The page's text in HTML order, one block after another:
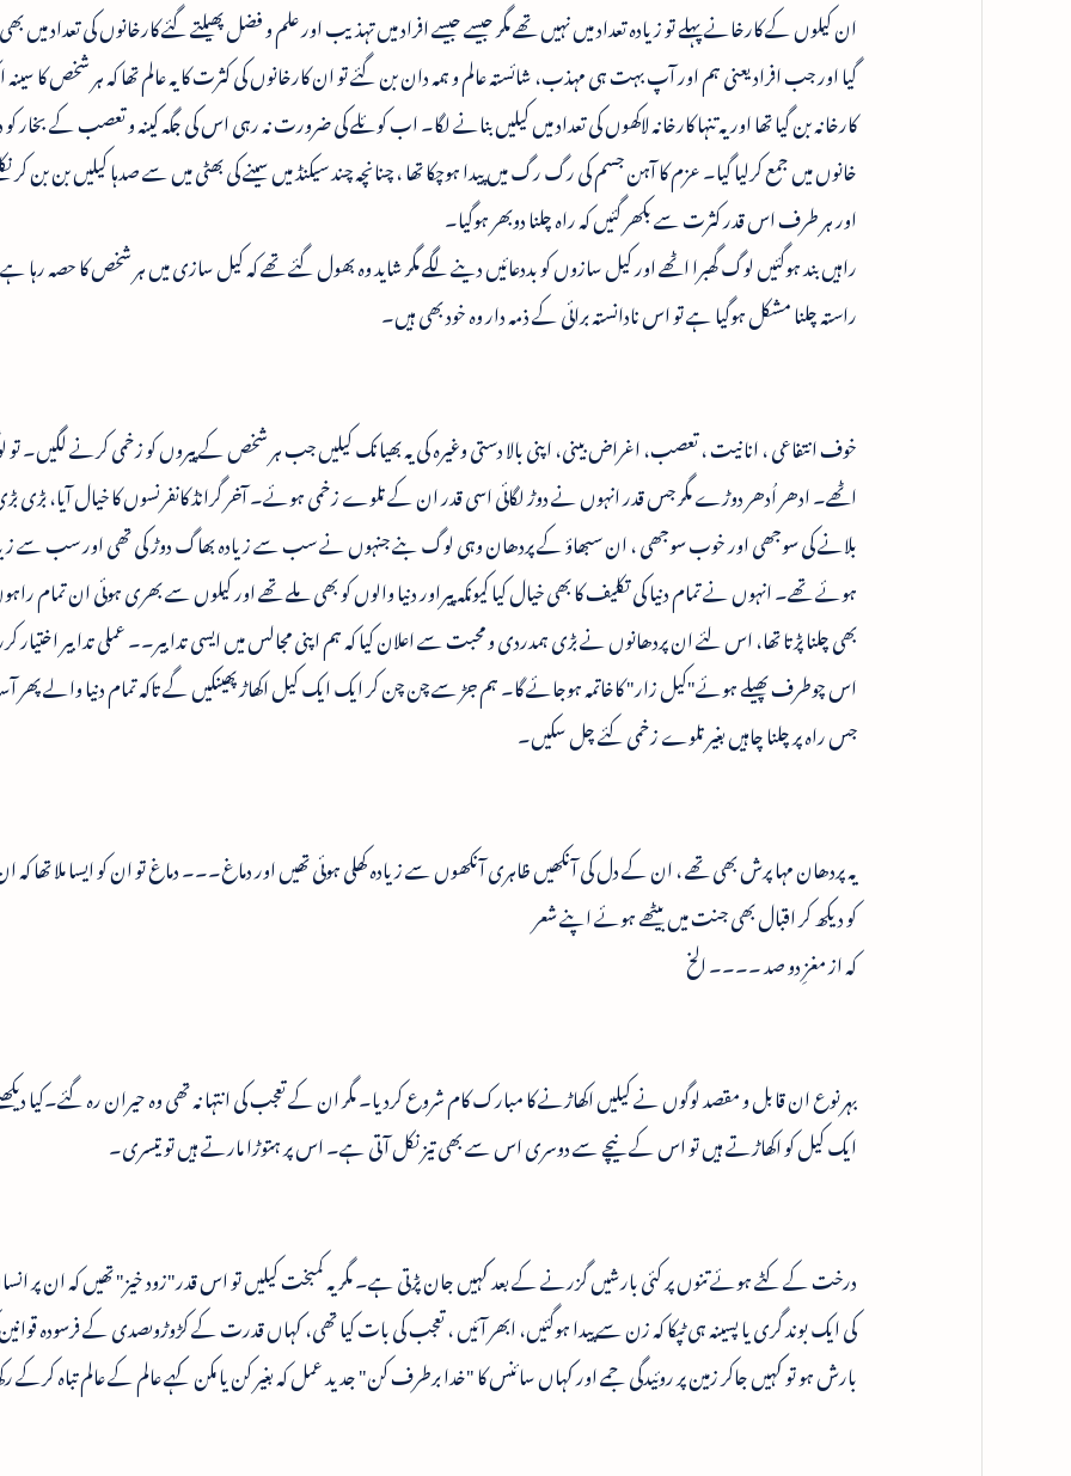
ان کیلوں کے کارخانے پہلے تو زیادہ تعداد میں نہیں تھے مگر جیسے جیسے افراد میں تہذیب اور علم و فضل پھیلتے گئے کارخانوں کی تعداد میں
گیا اور جب افراد یعنی ہم اور آپ بہت ہی مہذب، شائستہ عالم و ہمہ دان بن گئے تو ان کارخانوں کی کثرت کا یہ عالم تھا کہ ہر شخص کا
کارخانہ بن گیا تھا اور یہ تنہا کارخانہ لاکھوں کی تعداد میں کیلیں بنانے لگا۔ اب کوئلے کی ضرورت نہ رہی اس کی جگہ کینہ و تعصب کے بخار
خانوں میں جمع کرلیا گیا۔ عزم کا آہن جسم کی رگ رگ میں پیدا ہوچکا تھا ، چنانچہ چند سیکنڈ میں سینے کی بھٹی میں سے صدہا کیلیں بن بن کر
اور ہر طرف اس قدر کثرت سے بکھر گئیں کہ راہ چلنا دوبھر ہوگیا۔
راہیں بند ہوگئیں لوگ گھبرا اٹھے اور کیل سازوں کو بددعائیں دینے لگے مگر شاید وہ بھول گئے تھے کہ کیل سازی میں ہر شخص کا حصہ
راستہ چلنا مشکل ہوگیا ہے تو اس نادانستہ برائی کے ذمہ دار وہ خود بھی ہیں۔
خوف انتفاعی ، انانیت ، تعصب، اغراض بینی، اپنی بالا دستی وغیرہ کی یہ بھیانک کیلیں جب ہر شخص کے پیروں کو زخمی کرنے لگیں۔
اٹھے۔ ادھر اُدھر دوڑے مگر جس قدر انہوں نے دوڑ لگائی اسی قدر ان کے تلوے زخمی ہوئے۔ آخر گرانڈ کانفرنسوں کا خیال آیا، بڑی
بلانے کی سوجھی اور خوب سوجھی ، ان سبھاؤ کے پردھان وہی لوگ بنے جنہوں نے سب سے زیادہ بھاگ دوڑ کی تھی اور سب سے
ہوئے تھے۔ انہوں نے تمام دنیا کی تکلیف کا بھی خیال کیا کیونکہ پیراور دنیا والوں کو بھی ملے تھے اور کیلوں سے بھری ہوئی ان تمام
بھی چلنا پڑتا تھا، اس لئے ان پردھانوں نے بڑی ہمدردی و محبت سے اعلان کیا کہ ہم اپنی مجالس میں ایسی تدابیر۔۔ عملی تدابیر اختیار
اس چوطرف پھیلے ہوئے"کیل زار" کاخاتمہ ہوجائے گا۔ ہم جڑ سے چن چن کر ایک ایک کیل اکھاڑ پھینکیں گے تاکہ تمام دنیا والے پھر
جس راہ پر چلنا چاہیں بغیر تلوے زخمی کئے چل سکیں۔
یہ پردھان مہا پرش بھی تھے ، ان کے دل کی آنکھیں ظاہری آنکھوں سے زیادہ کھلی ہوئی تھیں اور دماغ۔۔۔ دماغ تو ان کو ایسا ملا تھا کہ
کو دیکھ کر اقبال بھی جنت میں بیٹھے ہوئے اپنے شعر
کہ از مغزِ دو صد ۔۔۔۔ الخ
بہرنوع ان قابل و مقصد لوگوں نے کیلیں اکھاڑنے کا مبارک کام شروع کردیا۔ مگر ان کے تعجب کی انتہا نہ تھی وہ حیران رہ گئے۔کیا
ایک کیل کو اکھاڑتے ہیں تو اس کے نیچے سے دوسری اس سے بھی تیز نکل آتی ہے۔ اس پر ہتوڑا مارتے ہیں تو تیسری۔
درخت کے کٹے ہوئے تنوں پر کئی بارشیں گزرنے کے بعد کہیں جان پڑتی ہے۔ مگر یہ کمبخت کیلیں تو اس قدر"زود خیز" تھیں کہ ان پر
کی ایک بوند گری یا پسینہ ہی ٹپکا کہ زن سے پیدا ہوگئیں، ابھر آئیں ، تعجب کی بات کیا تھی، کہاں قدرت کے کڑوڑوںصدی کے فرسودہ
بارش ہو تو کہیں جاکر زمین پر روئیدگی جمے اور کہاں سائنس کا "خدا برطرف کن" جدید عمل کہ بغیر کن یا مکن کہے عالم کے عالم تباہ کرکے